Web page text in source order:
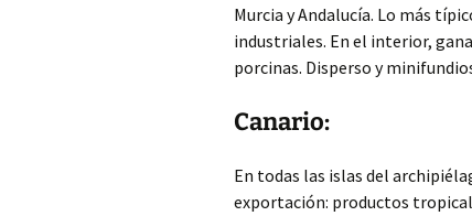
Murcia y Andalucía. Lo más
industriales. En el interior,
porcinas. Disperso y
Canario:
En todas las islas del
exportación: productos